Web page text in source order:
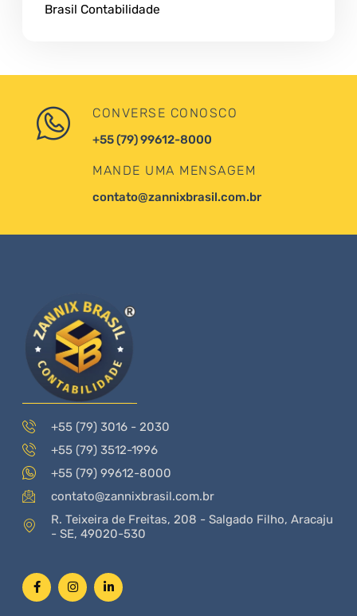
Brasil Contabilidade
CONVERSE CONOSCO
+55 (79) 99612-8000
MANDE UMA MENSAGEM
contato@zannixbrasil.com.br
+55 (79) 3016 - 2030
+55 (79) 3512-1996
+55 (79) 99612-8000
contato@zannixbrasil.com.br
R. Teixeira de Freitas, 208 - Salgado Filho, Aracaju
- SE, 49020-530